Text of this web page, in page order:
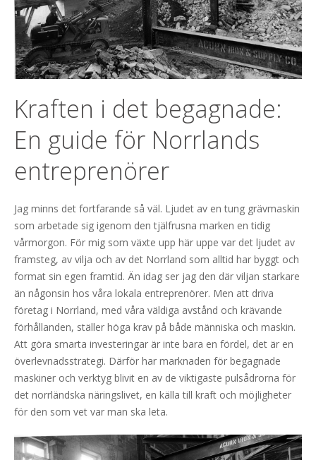
Kraften i det begagnade:
En guide för Norrlands
entreprenörer
Jag minns det fortfarande så väl. Ljudet av en tung grävmaskin
som arbetade sig igenom den tjälfrusna marken en tidig
vårmorgon. För mig som växte upp här uppe var det ljudet av
framsteg, av vilja och av det Norrland som alltid har byggt och
format sin egen framtid. Än idag ser jag den där viljan starkare
än någonsin hos våra lokala entreprenörer. Men att driva
företag i Norrland, med våra väldiga avstånd och krävande
förhållanden, ställer höga krav på både människa och maskin.
Att göra smarta investeringar är inte bara en fördel, det är en
överlevnadsstrategi. Därför har marknaden för begagnade
maskiner och verktyg blivit en av de viktigaste pulsådrorna för
det norrländska näringslivet, en källa till kraft och möjligheter
för den som vet var man ska leta.